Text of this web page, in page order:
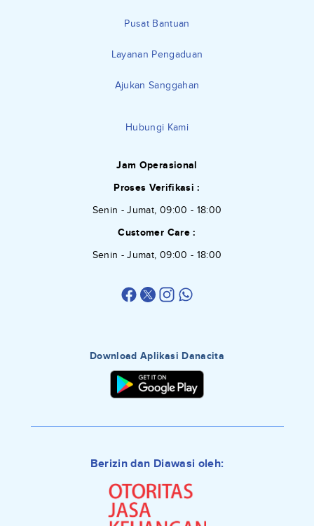
Pusat Bantuan
Layanan Pengaduan
Ajukan Sanggahan
Hubungi Kami
Jam Operasional
Proses Verifikasi :
Senin - Jumat, 09:00 - 18:00
Customer Care :
Senin - Jumat, 09:00 - 18:00
Download Aplikasi Danacita
Berizin dan Diawasi oleh: